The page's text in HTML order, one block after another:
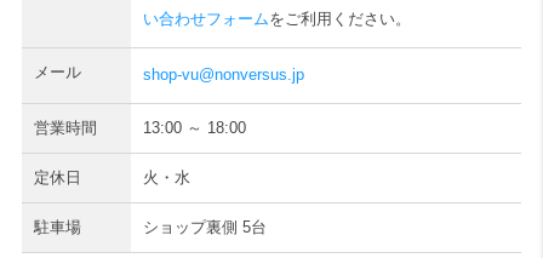
い合わせフォームをご利用ください。
メール shop-vu@nonversus.jp
営業時間 13:00 ～ 18:00
定休日 火・水
駐車場 ショップ裏側 5台